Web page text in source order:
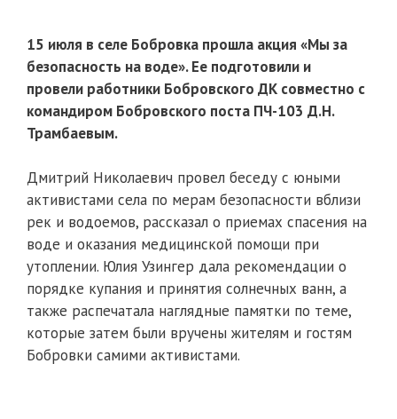
15 июля в селе Бобровка прошла акция «Мы за
безопасность на воде». Ее подготовили и
провели работники Бобровского ДК совместно с
командиром Бобровского поста ПЧ-103 Д.Н.
Трамбаевым.
Дмитрий Николаевич провел беседу с юными
активистами села по мерам безопасности вблизи
рек и водоемов, рассказал о приемах спасения на
воде и оказания медицинской помощи при
утоплении. Юлия Узингер дала рекомендации о
порядке купания и принятия солнечных ванн, а
также распечатала наглядные памятки по теме,
которые затем были вручены жителям и гостям
Бобровки самими активистами.